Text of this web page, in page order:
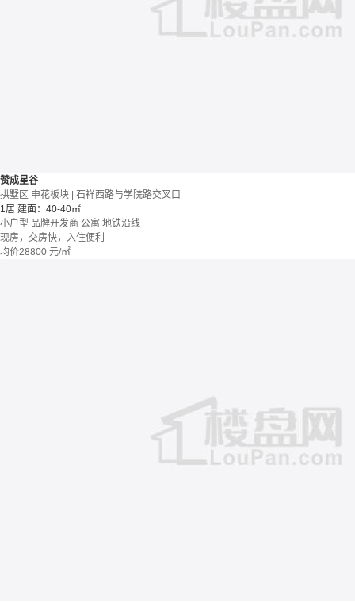
赞成星谷
拱墅区 申花板块 | 石祥西路与学院路交叉口
1居 建面：40-40㎡
小户型 品牌开发商 公寓 地铁沿线
现房，交房快，入住便利
均价28800 元/㎡